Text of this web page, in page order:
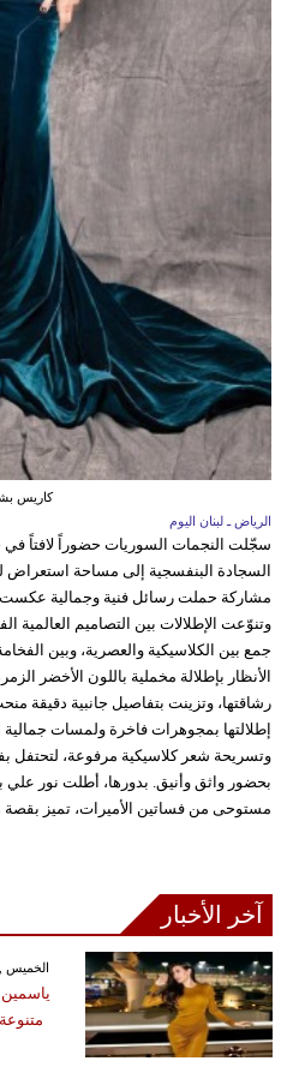
كاريس
الرياض ـ لبنان اليوم
السجادة البنفسجية إلى مساحة استعراض
مشاركة حملت رسائل فنية وجمالية عكست
وتنوّعت الإطلالات بين التصاميم العالمية
جمع بين الكلاسيكية والعصرية، وبين
الأنظار بإطلالة مخملية باللون الأخضر
رشاقتها، وتزينت بتفاصيل جانبية دقيقة
إطلالتها بمجوهرات فاخرة ولمسات
وتسريحة شعر كلاسيكية مرفوعة، لتحتفل
بحضور واثق وأنيق. بدورها، أطلت نور
مستوحى من فساتين الأميرات، تميز
آخر الأخبار
GMT 18:37 2026 الخميس ,22 كانون الثاني / يناير
ياسمين